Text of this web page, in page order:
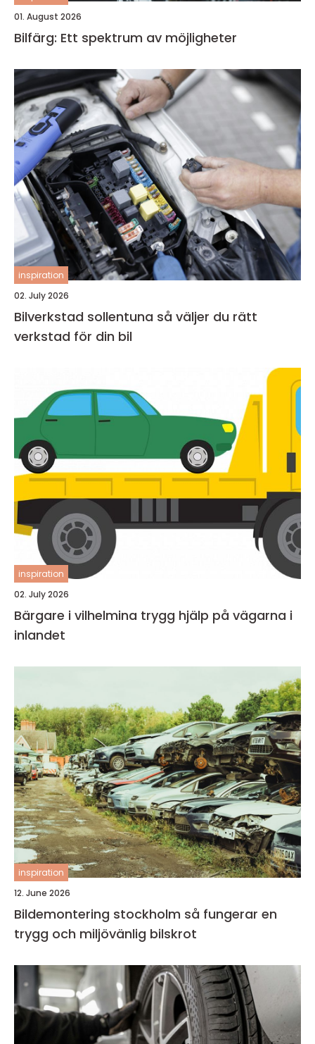
01. August 2026
Bilfärg: Ett spektrum av möjligheter
inspiration
02. July 2026
Bilverkstad sollentuna så väljer du rätt
verkstad för din bil
inspiration
02. July 2026
Bärgare i vilhelmina trygg hjälp på vägarna i
inlandet
inspiration
12. June 2026
Bildemontering stockholm så fungerar en
trygg och miljövänlig bilskrot